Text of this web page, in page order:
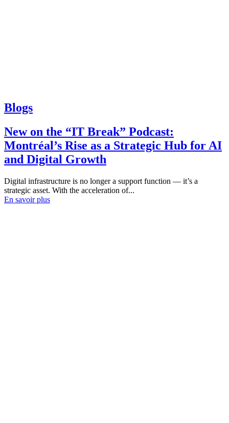
Blogs
New on the “IT Break” Podcast:
Montréal’s Rise as a Strategic Hub for AI
and Digital Growth
Digital infrastructure is no longer a support function — it’s a
strategic asset. With the acceleration of...
En savoir plus